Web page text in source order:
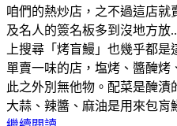
咱們的熱炒店，之不過這店
及名人的簽名板多到沒地方放
上搜尋「烤盲鰻」也幾乎都
單賣一味的店，塩烤、醬醃
此之外別無他物。配菜是醃漬
大蒜、辣醬、麻油是用來包肓